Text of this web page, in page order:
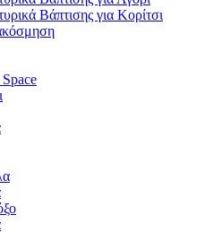
Βάπτισης για Κορίτσι